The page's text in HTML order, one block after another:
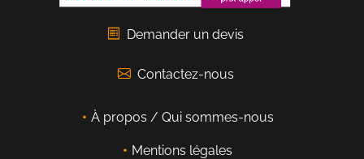
Demander un devis
Contactez-nous
À propos / Qui sommes-nous
Mentions légales